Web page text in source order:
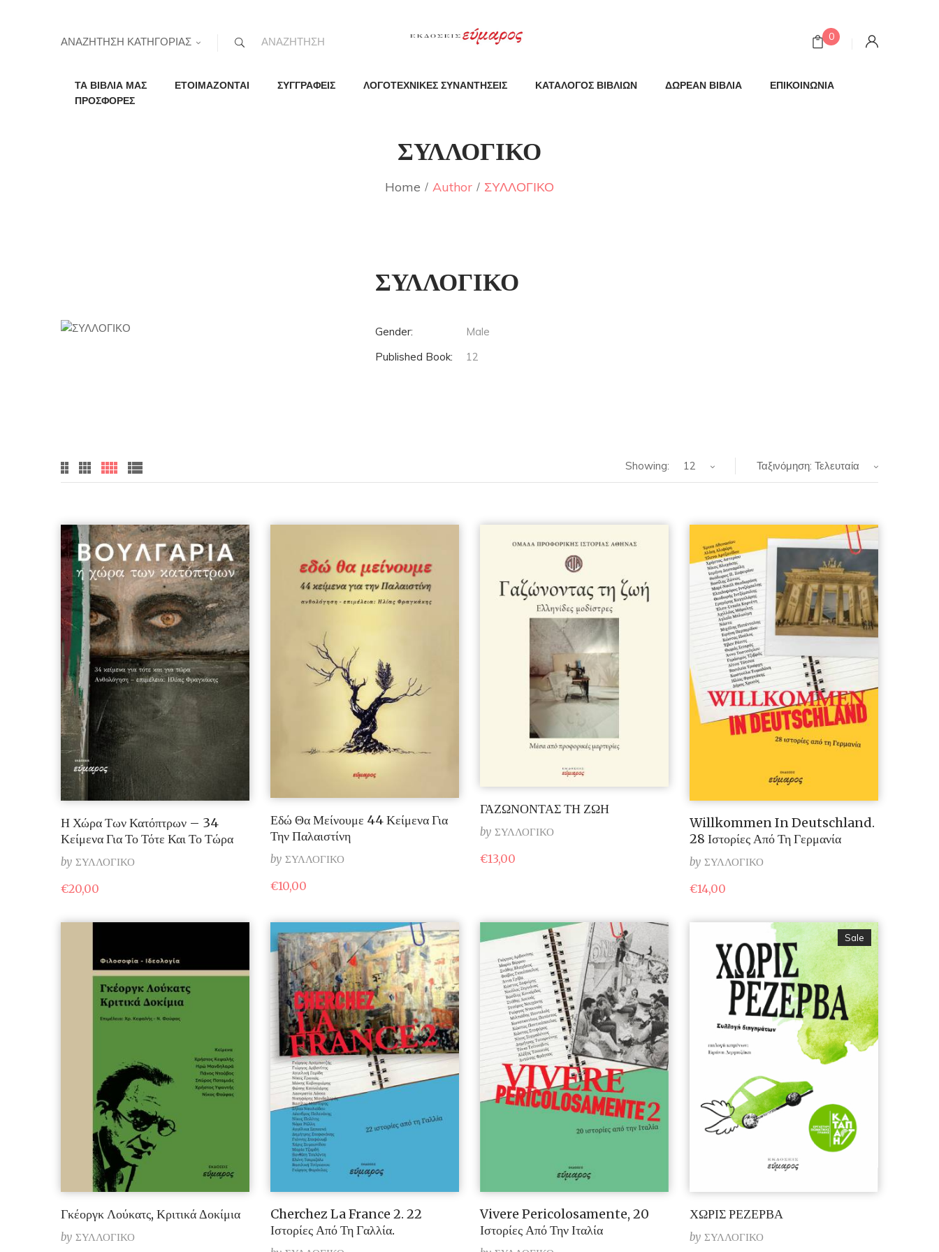
ΑΝΑΖΗΤΗΣΗ ΚΑΤΗΓΟΡΙΑΣ 0
ΤΑ ΒΙΒΛΙΑ ΜΑΣ ΕΤΟΙΜΑΖΟΝΤΑΙ ΣΥΓΓΡΑΦΕΙΣ ΛΟΓΟΤΕΧΝΙΚΕΣ ΣΥΝΑΝΤΗΣΕΙΣ ΚΑΤΑΛΟΓΟΣ ΒΙΒΛΙΩΝ ΔΩΡΕΑΝ ΒΙΒΛΙΑ
ΕΠΙΚΟΙΝΩΝΙΑ
ΠΡΟΣΦΟΡΕΣ
ΣΥΛΛΟΓΙΚΟ
Home Author ΣΥΛΛΟΓΙΚΟ
ΣΥΛΛΟΓΙΚΟ
Gender:
Male
Published Book:
12
Ταξινόμηση: Τελευταία
Showing: 12
Η Χώρα Των Κατόπτρων – 34
Κείμενα Για Το Τότε Και Το Τώρα
by ΣΥΛΛΟΓΙΚΟ
€20,00
Εδώ Θα Μείνουμε 44 Κείμενα Για
Την Παλαιστίνη
by ΣΥΛΛΟΓΙΚΟ
€10,00
ΓΑΖΩΝΟΝΤΑΣ ΤΗ ΖΩΗ
by ΣΥΛΛΟΓΙΚΟ
€13,00
Willkommen In Deutschland.
28 Ιστορίες Από Τη Γερμανία
by ΣΥΛΛΟΓΙΚΟ
€14,00
Γκέοργκ Λούκατς, Κριτικά Δοκίμια
by ΣΥΛΛΟΓΙΚΟ
Cherchez La France 2. 22
Ιστορίες Από Τη Γαλλία.
Vivere Pericolosamente, 20
Ιστορίες Από Την Ιταλία
Sale
ΧΩΡΙΣ ΡΕΖΕΡΒΑ
by ΣΥΛΛΟΓΙΚΟ